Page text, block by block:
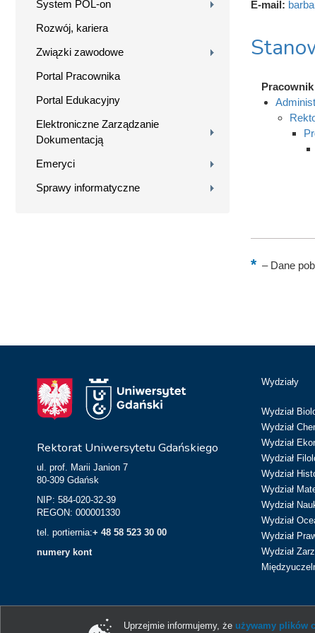
System POL-on
Rozwój, kariera
Związki zawodowe
Portal Pracownika
Portal Edukacyjny
Elektroniczne Zarządzanie
Dokumentacją
Emeryci
Sprawy informatyczne
E-mail:
Pracownik
–Dane
Rektorat Uniwersytetu Gdańskiego
ul. prof. Marii Janion 7
80-309 Gdańsk
NIP: 584-020-32-39
REGON: 000001330
tel. portiernia:+ 48 58 523 30 00
numery kont
Wydziały
Wydział
Wydział
Wydział
Wydział
Wydział
Wydział
Wydział
Wydział
Wydział
Wydział
Uprzejmie informujemy, że używamy plików